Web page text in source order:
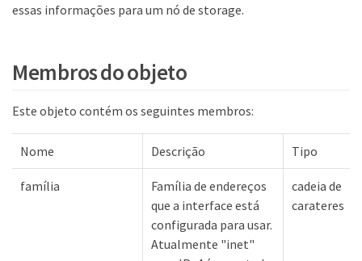
essas informações para um nó de storage.
Membros do objeto
Este objeto contém os seguintes membros:
Nome Descrição Tipo
família
Família de endereços
que a interface está
configurada para usar.
Atualmente "inet"
cadeia de
carateres